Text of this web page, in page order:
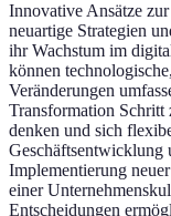
Innovative Ansätze
neuartige Strategien
ihr Wachstum im
können
Veränderungen
Transformation Schritt
denken und sich
Geschäftsentwicklung
Implementierung
einer
Entscheidungen